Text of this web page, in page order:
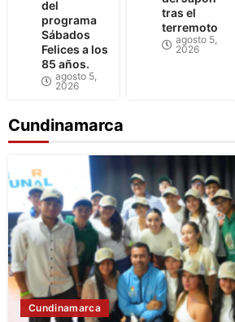
del
programa
Sábados
Felices a los
85 años.
agosto 5,
2026
tras el
terremoto
agosto 5,
2026
Cundinamarca
Cundinamarca